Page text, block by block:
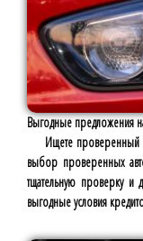
Выгодные предложения
Ищете проверенный
выбор проверенных
тщательную проверку и
выгодные условия